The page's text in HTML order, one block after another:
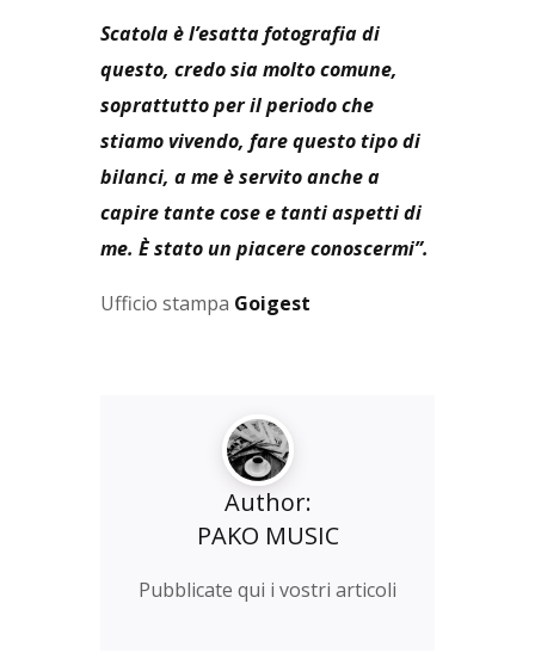
Scatola è l’esatta fotografia di
questo, credo sia molto comune,
soprattutto per il periodo che
stiamo vivendo, fare questo tipo di
bilanci, a me è servito anche a
capire tante cose e tanti aspetti di
me. È stato un piacere conoscermi”.
Ufficio stampa Goigest
Author:
PAKO MUSIC
Pubblicate qui i vostri articoli